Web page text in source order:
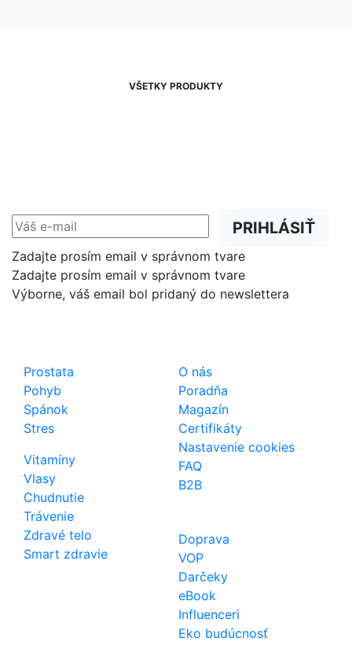
VŠETKY PRODUKTY
PRIHLÁSIŤ
Zadajte prosím email v správnom tvare
Zadajte prosím email v správnom tvare
Výborne, váš email bol pridaný do newslettera
Prostata
Pohyb
Spánok
Stres
Vitamíny
Vlasy
Chudnutie
Trávenie
Zdravé telo
Smart zdravie
O nás
Poradňa
Magazín
Certifikáty
Nastavenie cookies
FAQ
B2B
Doprava
VOP
Darčeky
eBook
Influenceri
Eko budúcnosť